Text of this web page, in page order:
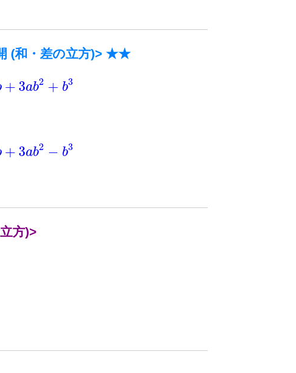
(和・差の立方)> ★★
+ 3ab2 + b3
+ 3ab2 − b3
方)>